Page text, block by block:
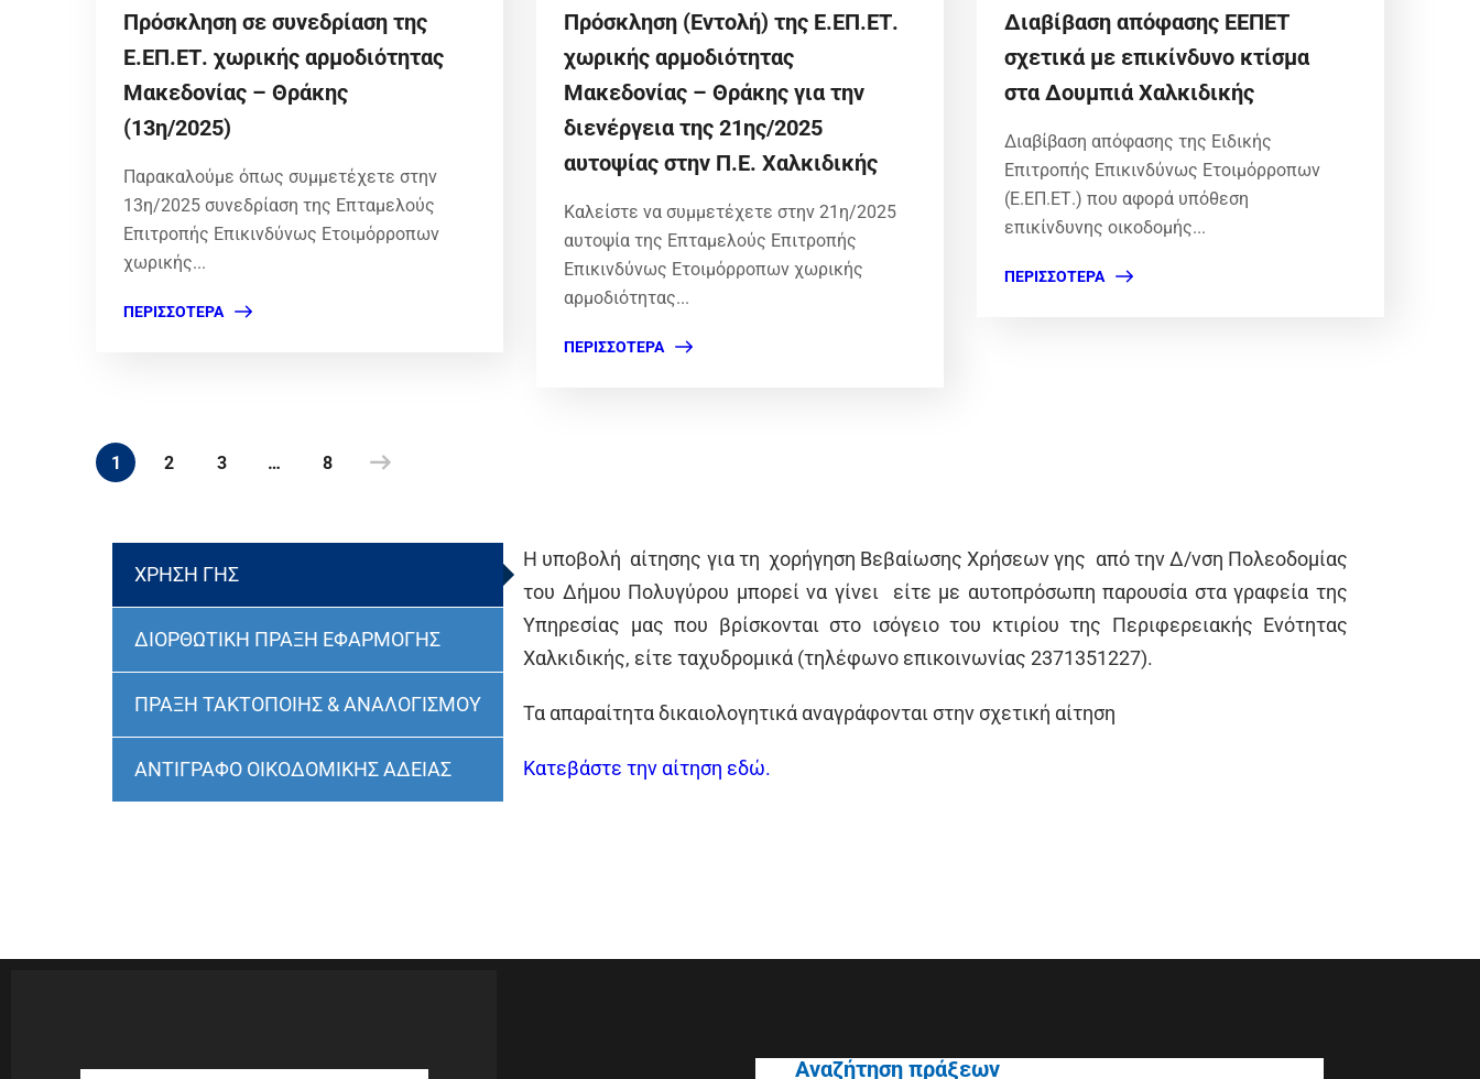
Πρόσκληση σε συνεδρίαση της
Ε.ΕΠ.ΕΤ. χωρικής αρμοδιότητας
Μακεδονίας – Θράκης
(13η/2025)
Παρακαλούμε όπως συμμετέχετε στην
13η/2025 συνεδρίαση της Επταμελούς
Επιτροπής Επικινδύνως Ετοιμόρροπων
χωρικής...
ΠΕΡΙΣΣΌΤΕΡΑ
Πρόσκληση (Εντολή) της Ε.ΕΠ.ΕΤ.
χωρικής αρμοδιότητας
Μακεδονίας – Θράκης για την
διενέργεια της 21ης/2025
αυτοψίας στην Π.Ε. Χαλκιδικής
Καλείστε να συμμετέχετε στην 21η/2025
αυτοψία της Επταμελούς Επιτροπής
Επικινδύνως Ετοιμόρροπων χωρικής
αρμοδιότητας...
ΠΕΡΙΣΣΌΤΕΡΑ
Διαβίβαση απόφασης ΕΕΠΕΤ
σχετικά με επικίνδυνο κτίσμα
στα Δουμπιά Χαλκιδικής
Διαβίβαση απόφασης της Ειδικής
Επιτροπής Επικινδύνως Ετοιμόρροπων
(Ε.ΕΠ.ΕΤ.) που αφορά υπόθεση
επικίνδυνης οικοδομής...
ΠΕΡΙΣΣΌΤΕΡΑ
1 2 3 … 8
ΧΡΗΣΗ ΓΗΣ
ΔΙΟΡΘΩΤΙΚΗ ΠΡΑΞΗ ΕΦΑΡΜΟΓΗΣ
ΠΡΑΞΗ ΤΑΚΤΟΠΟΙΗΣ & ΑΝΑΛΟΓΙΣΜΟΥ
ΑΝΤΙΓΡΑΦΟ ΟΙΚΟΔΟΜΙΚΗΣ ΑΔΕΙΑΣ
Η υποβολή αίτησης για τη χορήγηση Βεβαίωσης Χρήσεων γης από την Δ/νση Πολεοδομίας
του Δήμου Πολυγύρου μπορεί να γίνει είτε με αυτοπρόσωπη παρουσία στα γραφεία της
Υπηρεσίας μας που βρίσκονται στο ισόγειο του κτιρίου της Περιφερειακής Ενότητας
Χαλκιδικής, είτε ταχυδρομικά (τηλέφωνο επικοινωνίας 2371351227).
Τα απαραίτητα δικαιολογητικά αναγράφονται στην σχετική αίτηση
Κατεβάστε την αίτηση εδώ.
Αναζήτηση πράξεων